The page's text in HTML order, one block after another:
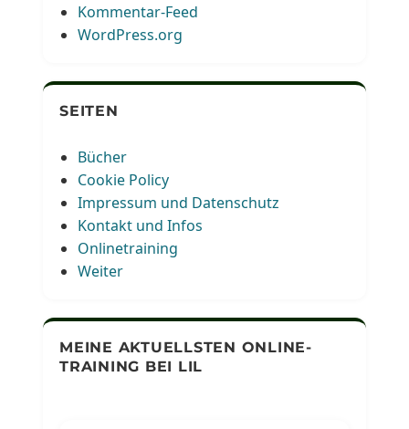
Kommentar-Feed
WordPress.org
SEITEN
Bücher
Cookie Policy
Impressum und Datenschutz
Kontakt und Infos
Onlinetraining
Weiter
MEINE AKTUELLSTEN ONLINE-
TRAINING BEI LIL